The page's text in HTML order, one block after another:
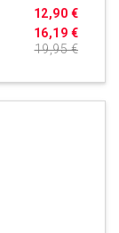
16,19 €
12,90 €
19,95 €